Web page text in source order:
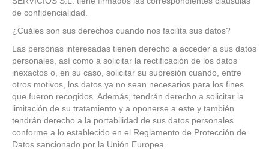
de confidencialidad.
¿Cuáles son sus derechos cuando nos facilita sus datos?
Las personas interesadas tienen derecho a acceder a sus datos
personales, así como a solicitar la rectificación de los datos
inexactos o, en su caso, solicitar su supresión cuando, entre
otros motivos, los datos ya no sean necesarios para los fines
que fueron recogidos. Además, tendrán derecho a solicitar la
limitación de su tratamiento y a oponerse a este y también
tendrán derecho a la portabilidad de sus datos personales
conforme a lo establecido en el Reglamento de Protección de
Datos sancionado por la Unión Europea.